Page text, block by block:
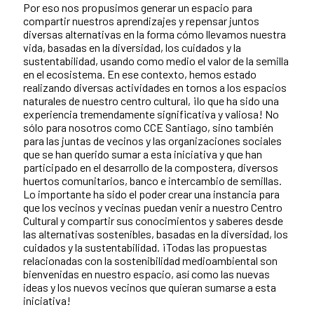
Por eso nos propusimos generar un espacio para
compartir nuestros aprendizajes y repensar juntos
diversas alternativas en la forma cómo llevamos nuestra
vida, basadas en la diversidad, los cuidados y la
sustentabilidad, usando como medio el valor de la semilla
en el ecosistema. En ese contexto, hemos estado
realizando diversas actividades en tornos a los espacios
naturales de nuestro centro cultural, ¡lo que ha sido una
experiencia tremendamente significativa y valiosa! No
sólo para nosotros como CCE Santiago, sino también
para las juntas de vecinos y las organizaciones sociales
que se han querido sumar a esta iniciativa y que han
participado en el desarrollo de la compostera, diversos
huertos comunitarios, banco e intercambio de semillas.
Lo importante ha sido el poder crear una instancia para
que los vecinos y vecinas puedan venir a nuestro Centro
Cultural y compartir sus conocimientos y saberes desde
las alternativas sostenibles, basadas en la diversidad, los
cuidados y la sustentabilidad. ¡Todas las propuestas
relacionadas con la sostenibilidad medioambiental son
bienvenidas en nuestro espacio, así como las nuevas
ideas y los nuevos vecinos que quieran sumarse a esta
iniciativa!